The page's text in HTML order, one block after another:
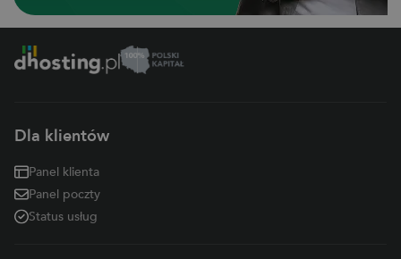
Dla klientów
Panel klienta
Panel poczty
Status usług